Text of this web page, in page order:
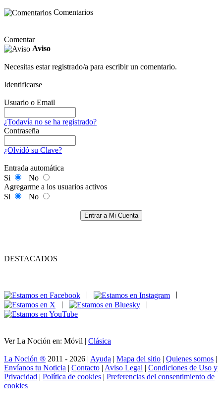
Comentarios
Comentar
Aviso
Necesitas estar registrado/a para escribir un comentario.
Identificarse
Usuario o Email
¿Todavía no se ha registrado?
Contraseña
¿Olvidó su Clave?
Entrada automática
Si
No
Agregarme a los usuarios activos
Si
No
Entrar a Mi Cuenta
DESTACADOS
|
|
Ver La Noción en: Móvil | Clásica
La Noción ® 2011 - 2026 | Ayuda | Mapa del sitio | Quienes somos |
Envíanos tu Noticia | Contacto | Aviso Legal | Condiciones de Uso y
Privacidad | Política de cookies | Preferencias del consentimiento de
cookies